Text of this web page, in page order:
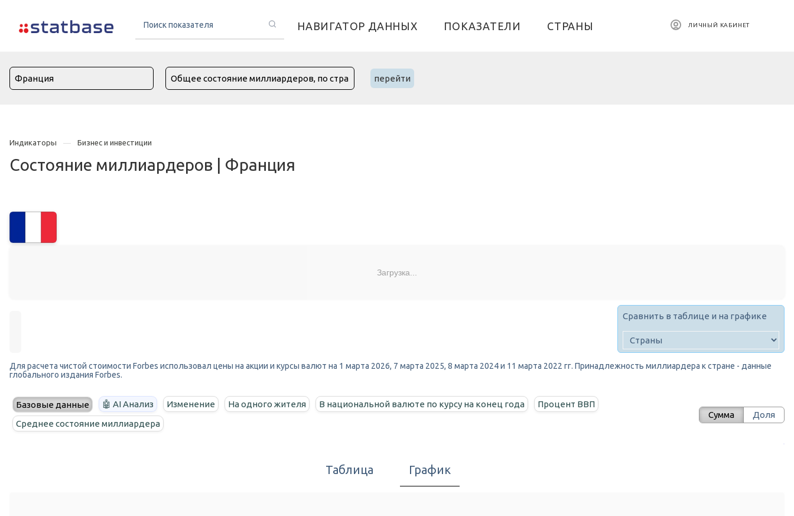
НАВИГАТОР ДАННЫХ ПОКАЗАТЕЛИ СТРАНЫ ЛИЧНЫЙ КАБИНЕТ
перейти
Индикаторы Бизнес и инвестиции
Состояние миллиардеров | Франция
Загрузка...
Сравнить в таблице и на графике
Для расчета чистой стоимости Forbes использовал цены на акции и курсы валют на 1 марта 2026, 7 марта 2025, 8 марта 2024 и 11 марта 2022 гг. Принадлежность миллиардера к стране - данные
глобального издания Forbes.
Базовые данные 🤖 AI Анализ Изменение На одного жителя В национальной валюте по курсу на конец года
Процент ВВП
Среднее состояние миллиардера
Сумма Доля
Таблица График